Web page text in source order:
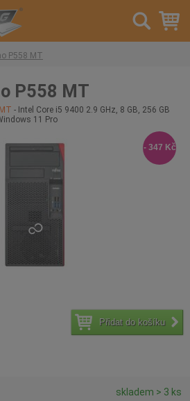
P558 MT
P558 MT
- Intel Core i5 9400 2.9 GHz, 8 GB, 256 GB
11 Pro
Přidat do košíku
- 347 Kč
skladem > 3 ks